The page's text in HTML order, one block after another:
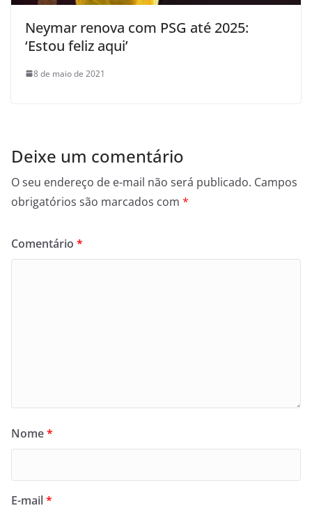
Neymar renova com PSG até 2025:
‘Estou feliz aqui’
8 de maio de 2021
Deixe um comentário
O seu endereço de e-mail não será publicado. Campos
obrigatórios são marcados com *
Comentário *
Nome*
E-mail*